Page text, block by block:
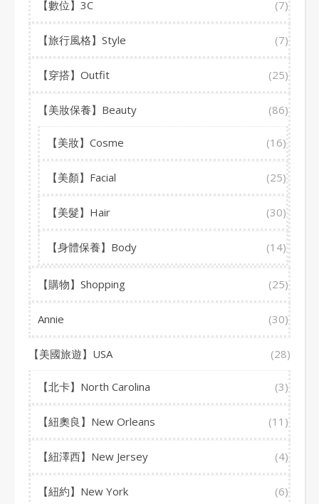
【數位】3C (7)
【旅行風格】Style (7)
【穿搭】Outfit (25)
【美妝保養】Beauty (86)
【美妝】Cosme (16)
【美顏】Facial (25)
【美髮】Hair (30)
【身體保養】Body (14)
【購物】Shopping (25)
Annie (30)
【美國旅遊】USA (28)
【北卡】North Carolina (3)
【紐奧良】New Orleans (11)
【紐澤西】New Jersey (4)
【紐約】New York (6)